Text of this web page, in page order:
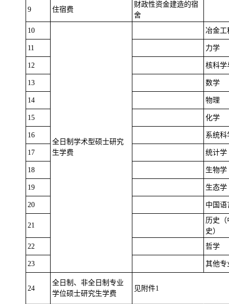
9 住宿费
财政性资金建造的宿
舍
10
全日制学术型硕士研究
生学费
冶金工
11 力学
12 核科学
13 数学
14 物理
15 化学
16 系统科
17 统计学
18 生物学
19 生态学
20 中国语
21
历史（
史）
22
哲学
23 其他专
24
全日制、非全日制专业
学位硕士研究生学费
见附件1